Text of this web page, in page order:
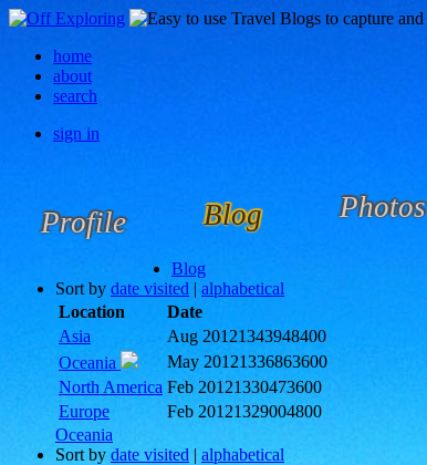
home
about
search
sign in
Profile Blog Photos
Blog
Sort by date visited | alphabetical
Location
Date
Asia
Aug 20121343948400
Oceania
May 20121336863600
North America Feb 20121330473600
Europe
Feb 20121329004800
Oceania
Sort by date visited | alphabetical